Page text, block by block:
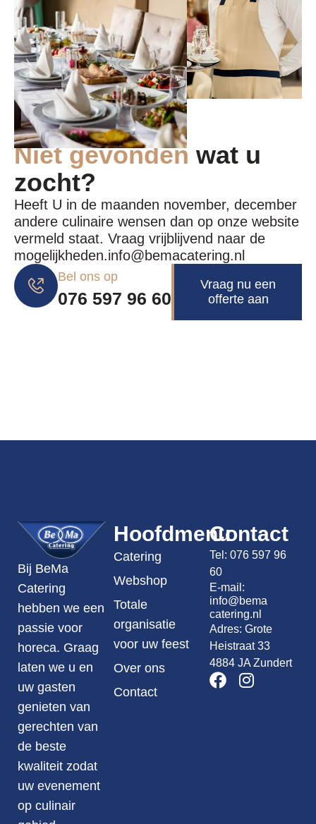
Niet gevonden wat u
zocht?
Heeft U in de maanden november, december
andere culinaire wensen dan op onze website
vermeld staat. Vraag vrijblijvend naar de
mogelijkheden.info@bemacatering.nl
Bel ons op
076 597 96 60
Vraag nu een
offerte aan
Bij BeMa
Catering
hebben we een
passie voor
horeca. Graag
laten we u en
uw gasten
genieten van
gerechten van
de beste
kwaliteit zodat
uw evenement
op culinair
Hoofdmenu
Catering
Webshop
Totale
organisatie
voor uw feest
Over ons
Contact
Contact
Tel: 076 597 96
60
E-mail:
info@bema
catering.nl
Adres: Grote
Heistraat 33
4884 JA Zundert